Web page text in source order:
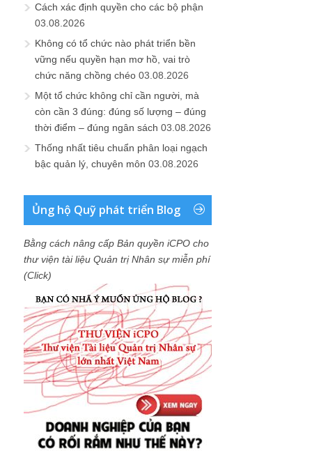
Cách xác định quyền cho các bộ phận
03.08.2026
Không có tổ chức nào phát triển bền
vững nếu quyền hạn mơ hồ, vai trò
chức năng chồng chéo 03.08.2026
Một tổ chức không chỉ cần người, mà
còn cần 3 đúng: đúng số lượng – đúng
thời điểm – đúng ngân sách 03.08.2026
Thống nhất tiêu chuẩn phân loại ngạch
bậc quản lý, chuyên môn 03.08.2026
Ủng hộ Quỹ phát triển Blog
Bằng cách nâng cấp Bản quyền iCPO cho
thư viện tài liệu Quản trị Nhân sự miễn phí
(Click)